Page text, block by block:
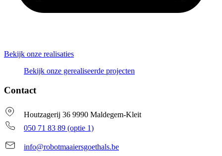
Bekijk onze realisaties
Bekijk onze gerealiseerde projecten
Contact
Houtzagerij 36 9990 Maldegem-Kleit
050 71 83 89 (optie 1)
info@robotmaaiersgoethals.be